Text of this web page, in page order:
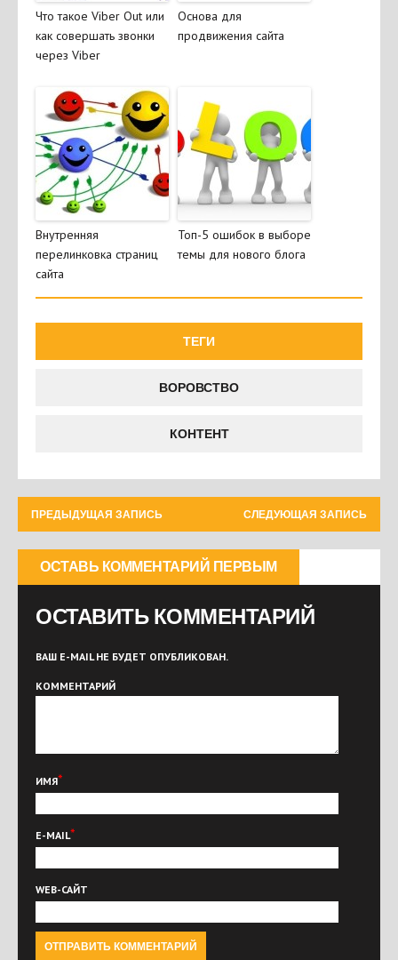
Что такое Viber Out или
как совершать звонки
через Viber
Основа для
продвижения сайта
Внутренняя
перелинковка страниц
сайта
Топ-5 ошибок в выборе
темы для нового блога
ТЕГИ
ВОРОВСТВО
КОНТЕНТ
ПРЕДЫДУЩАЯ ЗАПИСЬ СЛЕДУЮЩАЯ ЗАПИСЬ
ОСТАВЬ КОММЕНТАРИЙ ПЕРВЫМ
ОСТАВИТЬ КОММЕНТАРИЙ
ВАШ E-MAIL НЕ БУДЕТ ОПУБЛИКОВАН.
КОММЕНТАРИЙ
ИМЯ*
E-MAIL*
WEB-САЙТ